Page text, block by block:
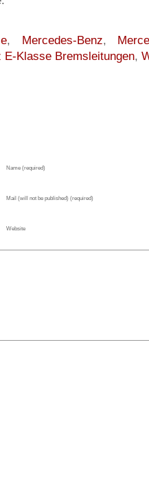
, Mercedes-Benz,
E-Klasse Bremsleitungen,
Name (required)
Mail (will not be published) (required)
Website